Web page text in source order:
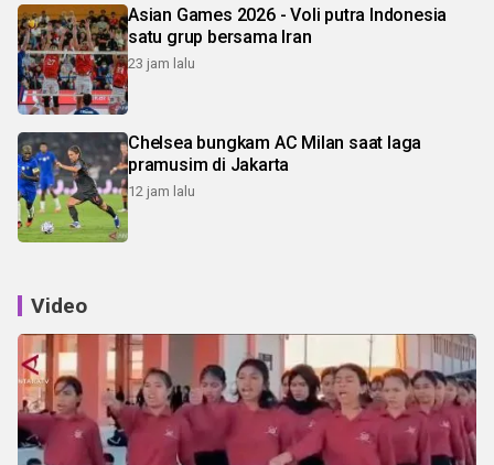
Asian Games 2026 - Voli putra Indonesia
satu grup bersama Iran
23 jam lalu
Chelsea bungkam AC Milan saat laga
pramusim di Jakarta
12 jam lalu
Video